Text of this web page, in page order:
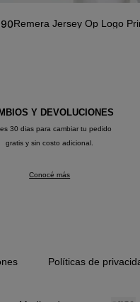
Remera Jersey Op Logo
Y DEVOLUCIONES
30 dias para cambiar tu pedido
gratis y sin costo adicional.
Conocé más
Políticas de